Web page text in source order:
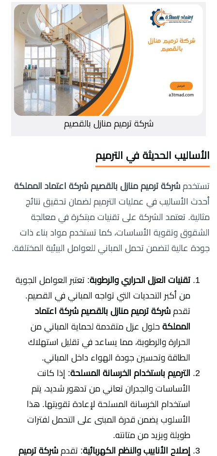
شركة ترميم منازل بالقصيم
الأساليب الحديثة في الترميم
تستخدم شركة ترميم منازل بالقصيم شركة اعتماد المملكة
أحدث الأساليب في عمليات الترميم لضمان تحقيق نتائج
مثالية. تعتمد الشركة على تقنيات مبتكرة في معالجة
الشقوق وتقوية الأساسات، كما تستخدم مواد بناء ذات
جودة عالية لتضمن تحمل المباني للعوامل البيئية المختلفة.
تقنيات العزل الحراري والرطوبة: تعتبر العوامل الجوية
من أكبر التحديات التي تواجه المباني في القصيم.
تقدم شركة ترميم منازل بالقصيم شركة اعتماد
المملكة حلول عزل متقدمة لحماية المباني من
الحرارة والرطوبة، مما يساعد في تقليل استهلاك
الطاقة وتحسين جودة الهواء داخل المباني.
الترميم باستخدام الخرسانة المسلحة: إذا كانت
الأساسات والجدران تعاني من تدهور شديد، يتم
استخدام الخرسانة المسلحة لإعادة تقويتها. هذا
الأسلوب يضمن قدرة المبنى على التحمل لفترات
طويلة ويزيد من متانته.
إصلاح الأنابيب والنظم الكهربائية: تقدم شركة ترميم